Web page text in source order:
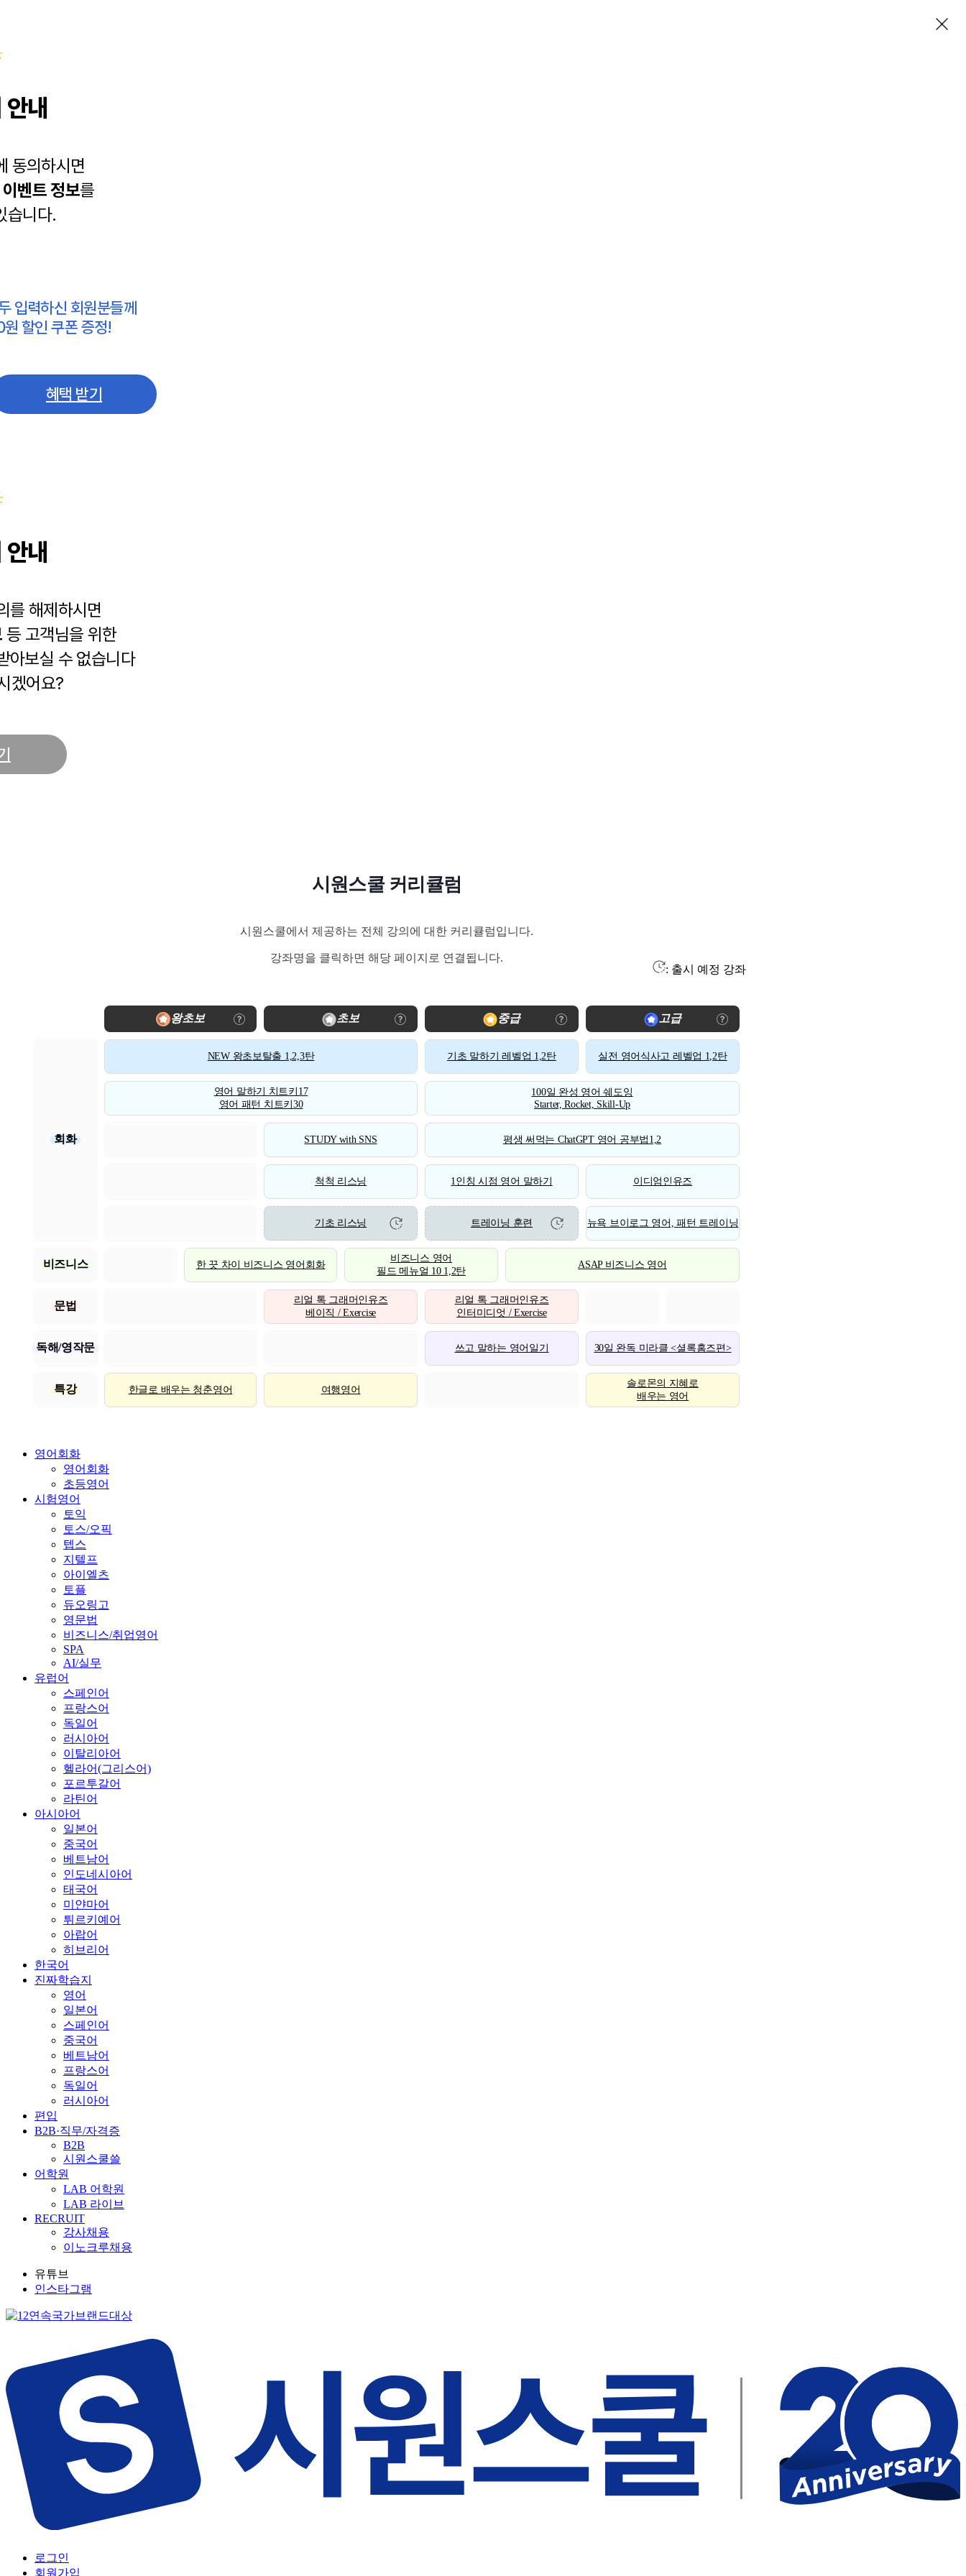
내
동의하시면
이벤트 정보를
습니다.
입력하신 회원분들께
할인 쿠폰 증정!
혜택 받기
내
를 해제하시면
등 고객님을 위한
아보실 수 없습니다
겠어요?
시원스쿨 커리큘럼
시원스쿨에서 제공하는 전체 강의에 대한 커리큘럼입니다.
강좌명을 클릭하면 해당 페이지로 연결됩니다.
: 출시 예정 강좌
왕초보 초보 중급 고급
회화
NEW 왕초보탈출 1,2,3탄 기초 말하기 레벨업 1,2탄 실전 영어식사고 레벨업 1,2탄
영어 말하기 치트키17
영어 패턴 치트키30
100일 완성 영어 쉐도잉
Starter, Rocket, Skill-Up
STUDY with SNS 평생 써먹는 ChatGPT 영어 공부법1,2
척척 리스닝 1인칭 시점 영어 말하기 이디엄인유즈
기초 리스닝 트레이닝 훈련 뉴욕 브이로그 영어, 패턴 트레이닝
비즈니스 한 끗 차이 비즈니스 영어회화
비즈니스 영어
필드 메뉴얼 10 1,2탄
ASAP 비즈니스 영어
문법
리얼 톡 그래머인유즈
베이직 / Exercise
리얼 톡 그래머인유즈
인터미디엇 / Exercise
독해/영작문 쓰고 말하는 영어일기 30일 완독 미라클 <셜록홈즈편>
특강 한글로 배우는 청춘영어 여행영어
솔로몬의 지혜로
배우는 영어
영어회화
영어회화
초등영어
시험영어
토익
토스/오픽
텝스
지텔프
아이엘츠
토플
듀오링고
영문법
비즈니스/취업영어
SPA
AI/실무
유럽어
스페인어
프랑스어
독일어
러시아어
이탈리아어
헬라어(그리스어)
포르투갈어
라틴어
아시아어
일본어
중국어
베트남어
인도네시아어
태국어
미얀마어
튀르키예어
아랍어
히브리어
한국어
진짜학습지
영어
일본어
스페인어
중국어
베트남어
프랑스어
독일어
러시아어
편입
B2B·직무/자격증
B2B
시원스쿨쓸
어학원
LAB 어학원
LAB 라이브
RECRUIT
강사채용
이노크루채용
유튜브
인스타그램
로그인
회원가입